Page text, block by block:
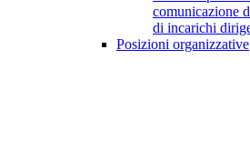
comunicazione
di incarichi
Posizioni organizzative